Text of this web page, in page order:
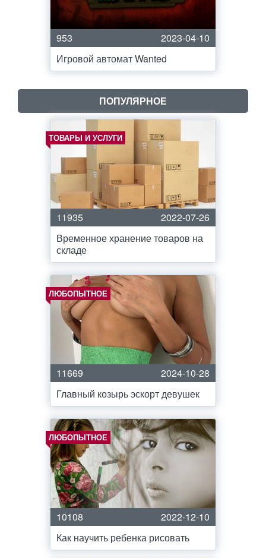
953
2023-04-10
Игровой автомат Wanted
ПОПУЛЯРНОЕ
ТОВАРЫ И УСЛУГИ
11935
2022-07-26
Временное хранение товаров на
складе
ЛЮБОПЫТНОЕ
11669
2024-10-28
Главный козырь эскорт девушек
ЛЮБОПЫТНОЕ
10108
2022-12-10
Как научить ребенка рисовать